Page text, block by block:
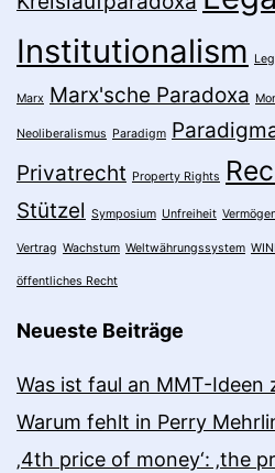
Institutionalism
Marx Marx'sche Paradoxa
Neoliberalismus Paradigm
Privatrecht Property Rights
Stützel Symposium Unfreiheit
Vertrag Wachstum Weltwährungssystem
öffentliches Recht
Neueste Beiträge
Was ist faul an MMT-Ideen
Warum fehlt in Perry
‚4th price of money‘: ‚the